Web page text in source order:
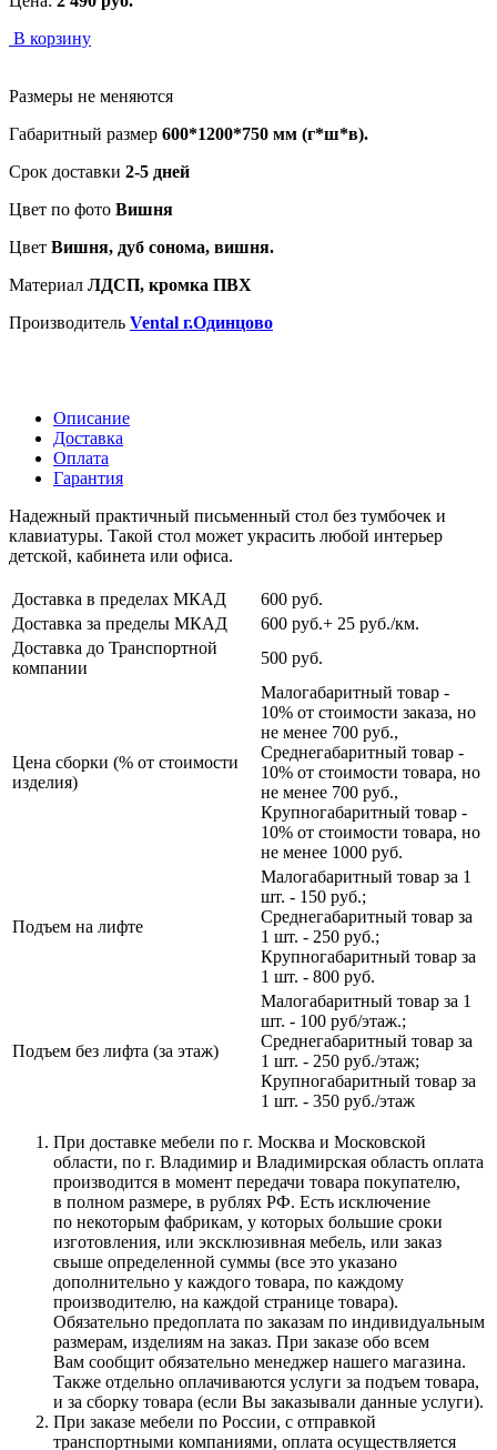
В корзину
Размеры не меняются
Габаритный размер 600*1200*750 мм (г*ш*в).
Срок доставки 2-5 дней
Цвет по фото Вишня
Цвет Вишня, дуб сонома, вишня.
Материал ЛДСП, кромка ПВХ
Производитель Vental г.Одинцово
Описание
Доставка
Оплата
Гарантия
Надежный практичный письменный стол без тумбочек и
клавиатуры. Такой стол может украсить любой интерьер
детской, кабинета или офиса.
Доставка в пределах МКАД
600 руб.
Доставка за пределы МКАД
600 руб.+ 25 руб./км.
Доставка до Транспортной
компании
500 руб.
Цена сборки (% от стоимости
изделия)
Малогабаритный товар -
10% от стоимости заказа, но
не менее 700 руб.,
Среднегабаритный товар -
10% от стоимости товара, но
не менее 700 руб.,
Крупногабаритный товар -
10% от стоимости товара, но
не менее 1000 руб.
Подъем на лифте
Малогабаритный товар за 1
шт. - 150 руб.;
Среднегабаритный товар за
1 шт. - 250 руб.;
Крупногабаритный товар за
1 шт. - 800 руб.
Подъем без лифта (за этаж)
Малогабаритный товар за 1
шт. - 100 руб/этаж.;
Среднегабаритный товар за
1 шт. - 250 руб./этаж;
Крупногабаритный товар за
1 шт. - 350 руб./этаж
При доставке мебели по г. Москва и Московской
области, по г. Владимир и Владимирская область оплата
производится в момент передачи товара покупателю,
в полном размере, в рублях РФ. Есть исключение
по некоторым фабрикам, у которых большие сроки
изготовления, или эксклюзивная мебель, или заказ
свыше определенной суммы (все это указано
дополнительно у каждого товара, по каждому
производителю, на каждой странице товара).
Обязательно предоплата по заказам по индивидуальным
размерам, изделиям на заказ. При заказе обо всем
Вам сообщит обязательно менеджер нашего магазина.
Также отдельно оплачиваются услуги за подъем товара,
и за сборку товара (если Вы заказывали данные услуги).
При заказе мебели по России, с отправкой
транспортными компаниями, оплата осуществляется